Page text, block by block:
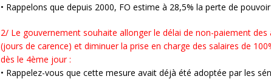
• Rappelons que depuis 2000, FO estime à 28,5% la perte de
2/ Le gouvernement souhaite allonger le délai de non-paiement
(jours de carence) et diminuer la prise en charge des salaires de
dès le 4ème jour :
• Rappelez-vous que cette mesure avait déjà été adoptée par les